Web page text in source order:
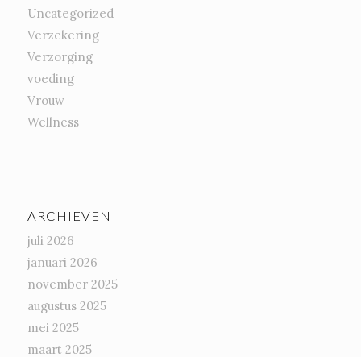
Uncategorized
Verzekering
Verzorging
voeding
Vrouw
Wellness
ARCHIEVEN
juli 2026
januari 2026
november 2025
augustus 2025
mei 2025
maart 2025